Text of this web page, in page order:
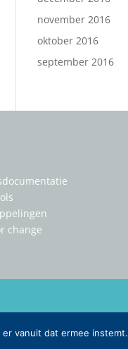
november 2016
oktober 2016
september 2016
change
vanuit dat ermee instemt.